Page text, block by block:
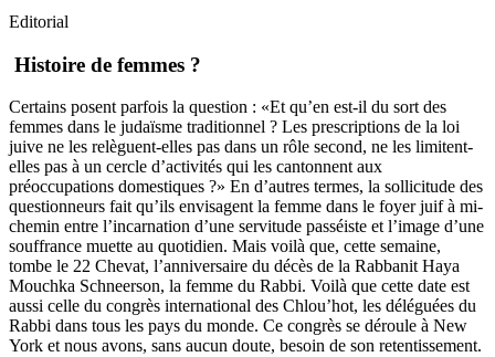
Editorial
Histoire de femmes ?
Certains posent parfois la question : «Et qu’en est-il du sort des
femmes dans le judaïsme traditionnel ? Les prescriptions de la loi
juive ne les relèguent-elles pas dans un rôle second, ne les limitent-
elles pas à un cercle d’activités qui les cantonnent aux
préoccupations domestiques ?» En d’autres termes, la sollicitude des
questionneurs fait qu’ils envisagent la femme dans le foyer juif à mi-
chemin entre l’incarnation d’une servitude passéiste et l’image d’une
souffrance muette au quotidien. Mais voilà que, cette semaine,
tombe le 22 Chevat, l’anniversaire du décès de la Rabbanit Haya
Mouchka Schneerson, la femme du Rabbi. Voilà que cette date est
aussi celle du congrès international des Chlou’hot, les déléguées du
Rabbi dans tous les pays du monde. Ce congrès se déroule à New
York et nous avons, sans aucun doute, besoin de son retentissement.